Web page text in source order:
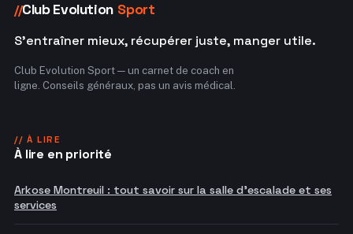
//Club Evolution Sport
S'entraîner mieux, récupérer juste, manger utile.
Club Evolution Sport — un carnet de coach en
ligne. Conseils généraux, pas un avis médical.
// À LIRE
À lire en priorité
Arkose Montreuil : tout savoir sur la salle d'escalade et ses
services